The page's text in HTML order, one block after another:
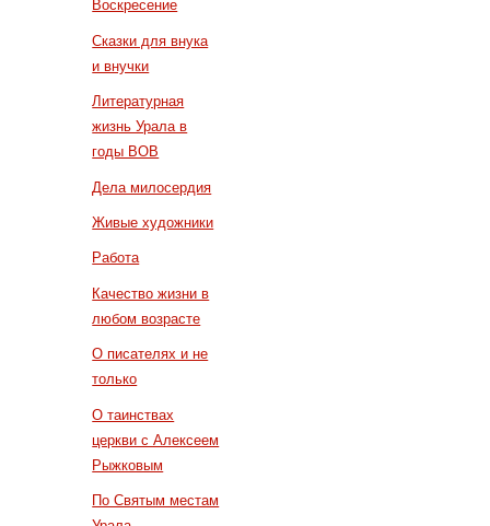
Воскресение
Сказки для внука
и внучки
Литературная
жизнь Урала в
годы ВОВ
Дела милосердия
Живые художники
Работа
Качество жизни в
любом возрасте
О писателях и не
только
О таинствах
церкви с Алексеем
Рыжковым
По Святым местам